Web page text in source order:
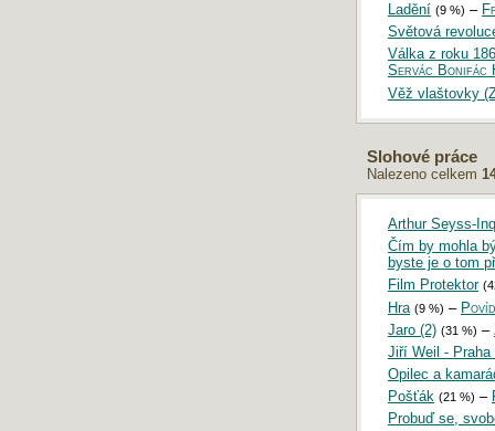
Ladění (9 %) –
Světová
Válka z roku
Servác Bonifác
Věž vlaštovky
Slohové práce
Nalezeno celkem
Arthur Seyss-
Čím by mohla
byste je o tom
Film Protektor
Hra (9 %) –
Jaro (2) (31 %) –
Jiří Weil -
Opilec a
Pošťák (21 %) –
Probuď se,